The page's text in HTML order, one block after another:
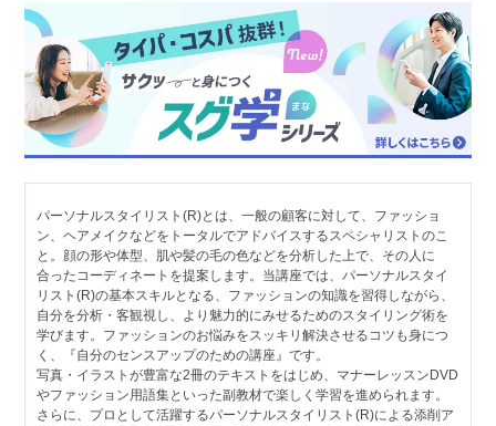
パーソナルスタイリスト(R)とは、一般の顧客に対して、ファッショ
ン、ヘアメイクなどをトータルでアドバイスするスペシャリストのこ
と。顔の形や体型、肌や髪の毛の色などを分析した上で、その人に
合ったコーディネートを提案します。当講座では、パーソナルスタイ
リスト(R)の基本スキルとなる、ファッションの知識を習得しながら、
自分を分析・客観視し、より魅力的にみせるためのスタイリング術を
学びます。ファッションのお悩みをスッキリ解決させるコツも身につ
く、『自分のセンスアップのための講座』です。
写真・イラストが豊富な2冊のテキストをはじめ、マナーレッスンDVD
やファッション用語集といった副教材で楽しく学習を進められます。
さらに、プロとして活躍するパーソナルスタイリスト(R)による添削ア